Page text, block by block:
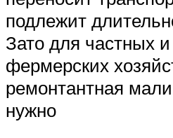
подлежит
Зато для частных
фермерских
ремонтантная
нужно